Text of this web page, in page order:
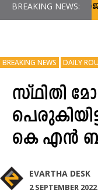
BREAKING NEWS:
അർജുൻ
BREAKING NEWS DAILY
സ്ഥിതി
കെ എൻ
EVARTHA DESK
2 SEPTEMBER 2022